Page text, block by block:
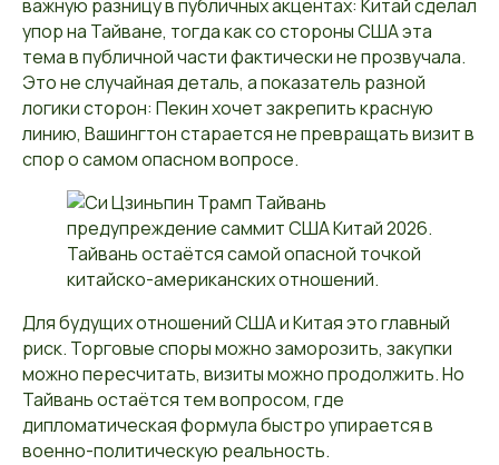
важную разницу в публичных акцентах: Китай сделал
упор на Тайване, тогда как со стороны США эта
тема в публичной части фактически не прозвучала.
Это не случайная деталь, а показатель разной
логики сторон: Пекин хочет закрепить красную
линию, Вашингтон старается не превращать визит в
спор о самом опасном вопросе.
Тайвань остаётся самой опасной точкой
китайско-американских отношений.
Для будущих отношений США и Китая это главный
риск. Торговые споры можно заморозить, закупки
можно пересчитать, визиты можно продолжить. Но
Тайвань остаётся тем вопросом, где
дипломатическая формула быстро упирается в
военно-политическую реальность.